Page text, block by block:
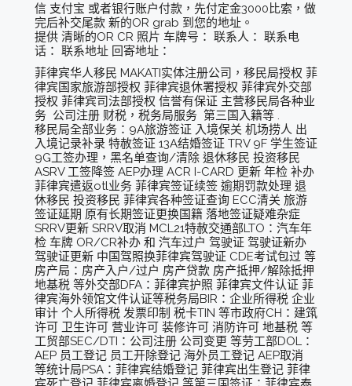
信 支付宝 或者银行账户付款，先付定金3000比索，做
完后补交尾款 新的OR grab 到您的地址。
提供 清晰的OR CR 照片 车牌号： 联系人： 联系电
话： 联系地址 回寄地址：
菲律宾华人移民 MAKATI实体注册公司，移民局授权 菲
律宾国家旅游部授权 菲律宾退休署授权 菲律宾外交部
授权 菲律宾司法部授权 信誉有保证 主营移民局各种业
务 公司注册 财税，税务局服务 第三国入籍等 .
移民局全部业务：9A旅游签证 入境保关 机场捞人 出
入境记录补录 特赦签证 13A结婚签证 TRV 9F 学生签证
9G工签办理，黑名单查询/清除 退休移民 投资移民
ASRV 工签降签 AEP办理 ACR I-CARD 更新 年检 补办
菲律宾遣返otl业务 菲律宾签证续签 逾期罚款处理 退
休移民 投资移民 菲律宾各种签证查询 ECC清关 旅游
签证延期 原有长期签证更换国籍 落地签证疑难杂症
SRRV更新 SRRV取消 MCL21特赦交通部LTO：汽车年
检 车牌 OR/CR补办 和 汽车过户 驾驶证 驾驶证新办
驾驶证更新 中国驾照换菲律宾驾驶证 CDE考试包过 等
房产局：房产入户/过户 房产贷款 房产抵押/解除抵押
地基税 等外交部DFA：菲律宾护照 菲律宾文件认证 菲
律宾海外领馆文件认证等税务局BIR：企业所得税 企业
审计 个人所得税 发票印制 税卡TIN 等市政府CH：建筑
许可 卫生许可 营业许可 装修许可 消防许可 地基税 等
工贸部SEC/DTI：公司注册 公司变更 等劳工部DOL：
AEP 员工登记 员工开除登记 海外员工登记 AEP取消
等统计局PSA：菲律宾结婚登记 菲律宾出生登记 菲律